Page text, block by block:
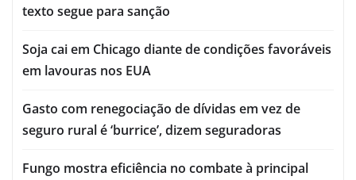
texto segue para sanção
Soja cai em Chicago diante de condições favoráveis
em lavouras nos EUA
Gasto com renegociação de dívidas em vez de
seguro rural é ‘burrice’, dizem seguradoras
Fungo mostra eficiência no combate à principal